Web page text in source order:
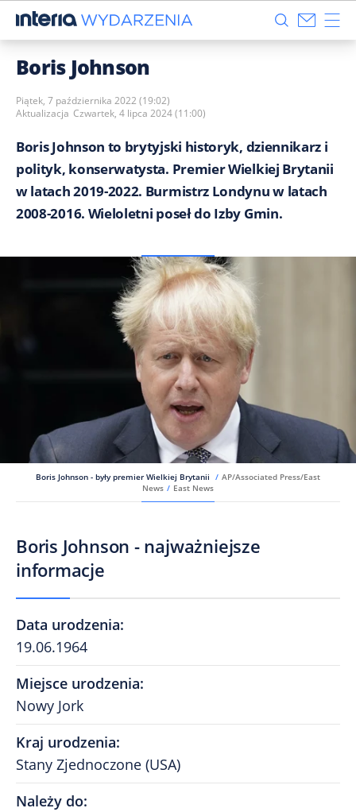
Boris Johnson
Piątek, 7 października 2022 (19:02)
Aktualizacja Czwartek, 4 lipca 2024 (11:00)
Boris Johnson to brytyjski historyk, dziennikarz i
polityk, konserwatysta. Premier Wielkiej Brytanii
w latach 2019-2022. Burmistrz Londynu w latach
2008-2016. Wieloletni poseł do Izby Gmin.
Boris Johnson - były premier Wielkiej Brytanii / AP/Associated Press/East
News / East News
Boris Johnson - najważniejsze
informacje
Data urodzenia:
19.06.1964
Miejsce urodzenia:
Nowy Jork
Kraj urodzenia:
Stany Zjednoczone (USA)
Należy do: